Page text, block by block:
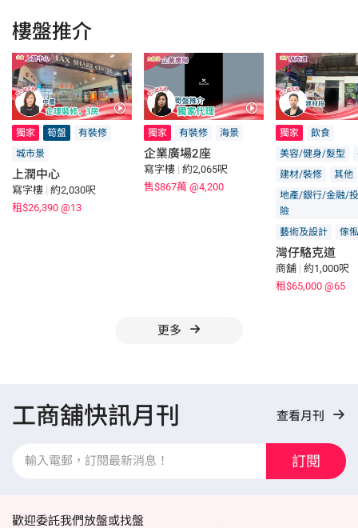
樓盤推介
獨家 筍盤
有裝修
城市景
上潤中心
寫字樓 | 約2,030呎
租$26,390 @13
獨家 有裝修 海景
企業廣場2座
寫字樓 | 約2,065呎
售$867萬 @4,200
獨家
飲食
美容/健身/髮型
建材/裝修
其他
地產/銀行/金融/
險
藝術及設計
傢
灣仔駱克道
商舖 | 約1,000呎
租$65,000 @65
更多
工商舖快訊月刊 查看月刊
訂閱
歡迎委託我們放盤或找盤